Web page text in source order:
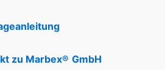
zu Marbex® GmbH